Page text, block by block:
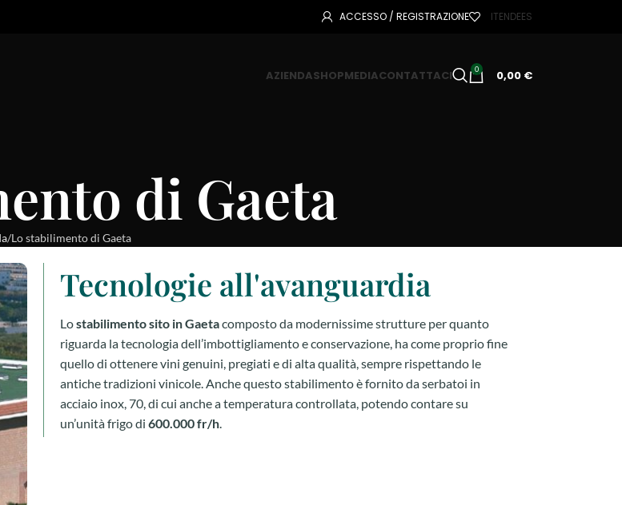
ACCESSO / REGISTRAZIONE ITENDEES
AZIENDASHOPMEDIACONTATTACI 0 0,00 €
di Gaeta
Lo stabilimento di Gaeta
Tecnologie all'avanguardia
Lostabilimento sito in Gaetacomposto da modernissime strutture per quanto
riguarda la tecnologia dell’imbottigliamento e conservazione, ha come proprio fine
quello di ottenere vini genuini, pregiati e di alta qualità, sempre rispettando le
antiche tradizioni vinicole. Anche questo stabilimento è fornito da serbatoi in
acciaio inox, 70, di cui anche a temperatura controllata, potendo contare su
un’unità frigo di 600.000 fr/h.